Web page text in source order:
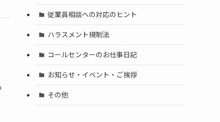
従業員相談への対応のヒント
ハラスメント規制法
コールセンターのお仕事日記
お知らせ・イベント・ご挨拶
その他